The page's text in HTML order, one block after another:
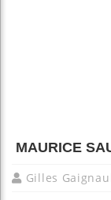
MAURICE
Gilles